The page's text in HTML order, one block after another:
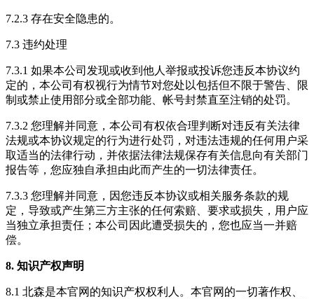
7.2.3 存在安全隐患的。
7.3 违约处理
7.3.1 如果本公司发现或收到他人举报或投诉您违反本协议约
定的，本公司有权视行为情节对您处以包括但不限于警告、限
制或禁止使用部分或全部功能、帐号封禁直至注销的处罚。
7.3.2 您理解并同意，本公司有权依合理判断对违反有关法律
法规或本协议规定的行为进行处罚，对违法违规的任何用户采
取适当的法律行动，并依据法律法规保存有关信息向有关部门
报告等，您应独自承担由此而产生的一切法律责任。
7.3.3 您理解并同意，因您违反本协议或相关服务条款的规
定，导致或产生第三方主张的任何索赔、要求或损失，用户应
当独立承担责任；本公司因此遭受损失的，您也应当一并赔
偿。
8. 知识产权声明
8.1 北森是本官网的知识产权权利人。本官网的一切著作权、